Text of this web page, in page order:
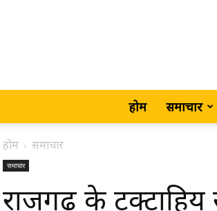
होम समाचार
होम समाचार
समाचार
राजगढ़ के